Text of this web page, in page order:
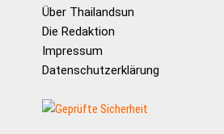
Über Thailandsun
Die Redaktion
Impressum
Datenschutzerklärung